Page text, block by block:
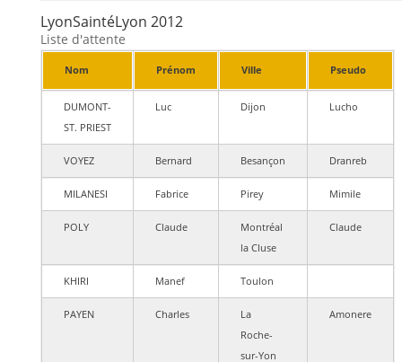
LyonSaintéLyon 2012
Liste d'attente
Nom Prénom Ville Pseudo
DUMONT-
ST. PRIEST
Luc Dijon Lucho
VOYEZ Bernard Besançon Dranreb
MILANESI Fabrice Pirey Mimile
POLY Claude
Montréal
la Cluse
Claude
KHIRI Manef Toulon
PAYEN Charles
La
Roche-
sur-Yon
Amonere